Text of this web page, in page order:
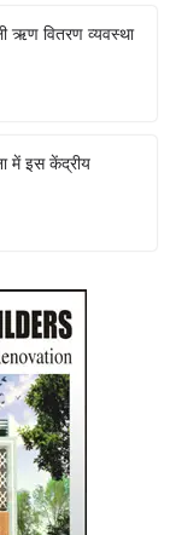
ऋण वितरण व्यवस्था
में इस केंद्रीय